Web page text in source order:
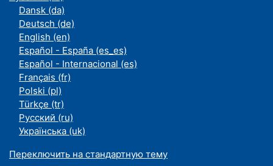
Dansk ‎(da)‎
Deutsch ‎(de)‎
English ‎(en)‎
Español - España ‎(es_es)‎
Español - Internacional ‎(es)‎
Français ‎(fr)‎
Polski ‎(pl)‎
Türkçe ‎(tr)‎
Русский ‎(ru)‎
Українська ‎(uk)‎
Переключить на стандартную тему